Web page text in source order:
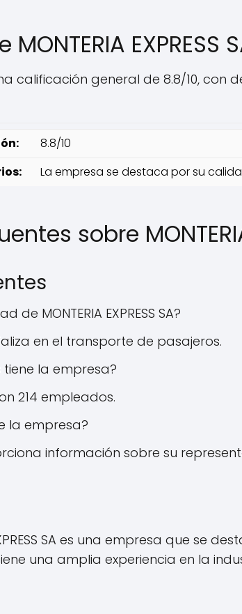
EXPRESS
calificación general de 8.8/10,
8.8/10
La empresa se destaca por su
sobre
MONTERIA EXPRESS SA?
en el transporte de pasajeros.
la empresa?
214 empleados.
la empresa?
información sobre su
SA es una empresa que
una amplia experiencia en la